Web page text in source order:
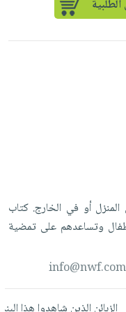
المنزلأو في الخارج.كتاب
وتساعدهمعلىتمضية
info@nwf.com